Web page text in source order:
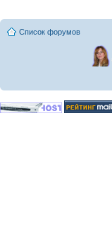
Список форумов